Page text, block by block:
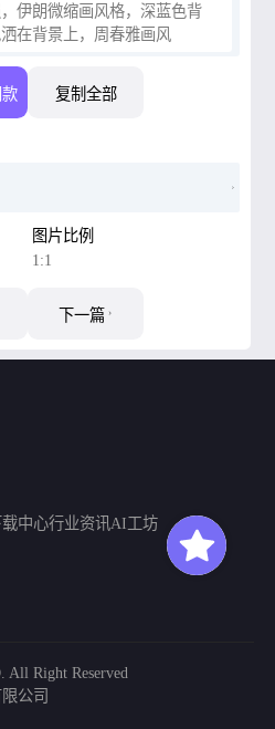
伊朗微缩画风格，深蓝色背
在背景上，周春雅画风
复制全部
图片比例
1:1
下一篇
载中心行业资讯AI工坊
All Right Reserved
公司